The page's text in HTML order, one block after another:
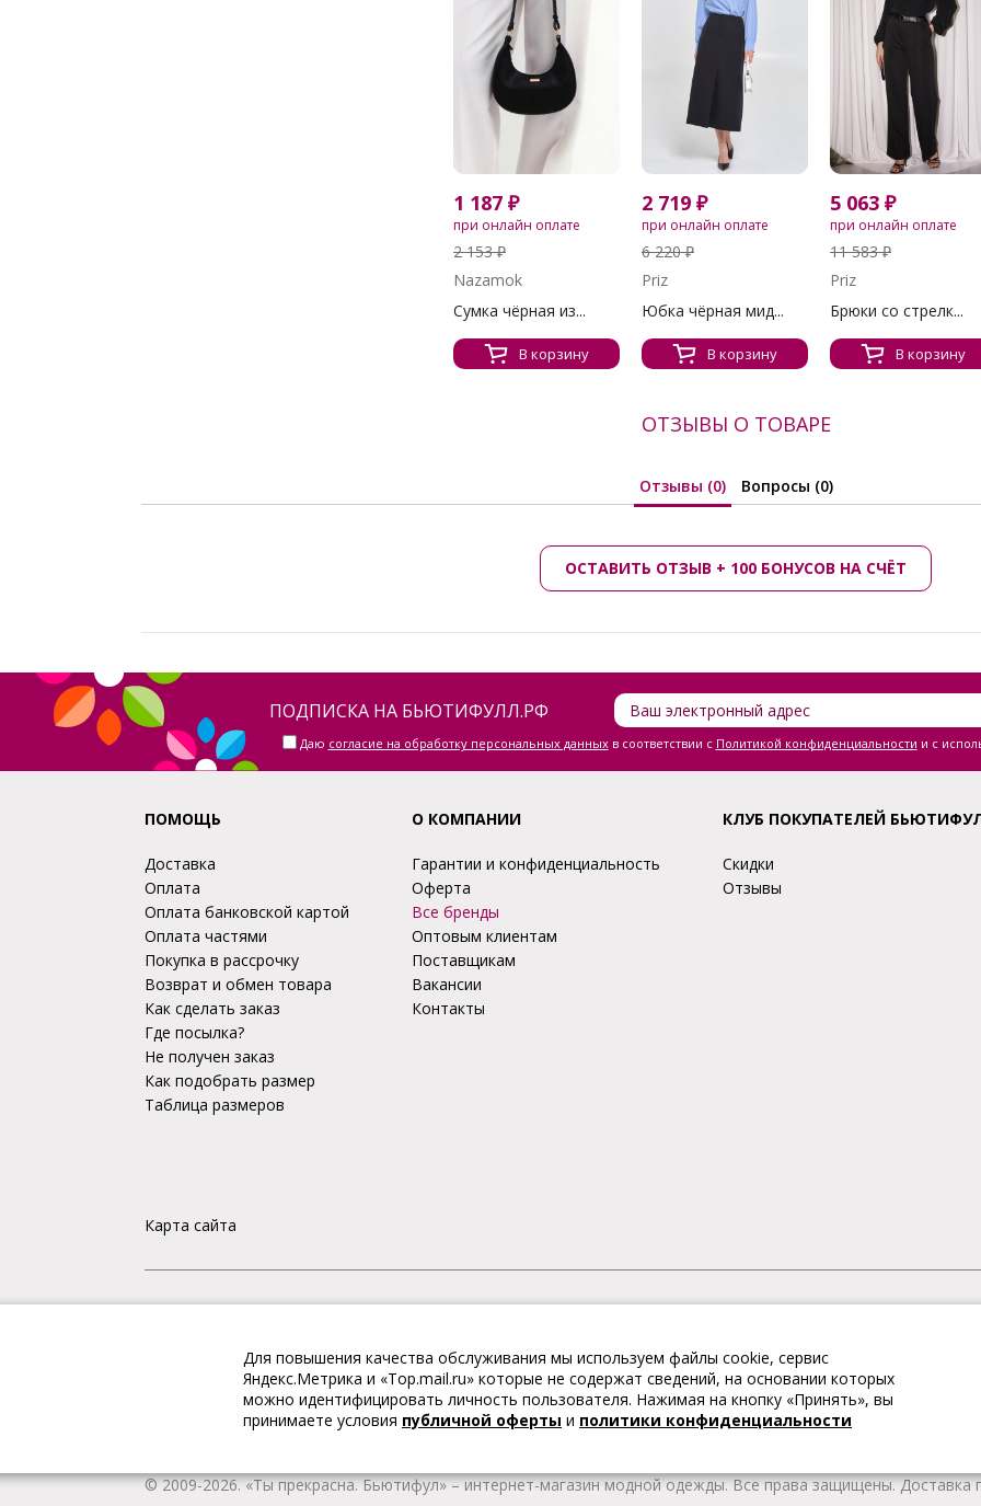
1 187 ₽
при онлайн оплате
2 153 ₽
Nazamok
Сумка чёрная из...
В корзину
2 719 ₽
при онлайн оплате
6 220 ₽
Priz
Юбка чёрная мид...
В корзину
5 063 ₽
при онлайн оплате
11 583 ₽
Priz
Брюки со стрелк...
В корзину
ОТЗЫВЫ О ТОВАРЕ
Отзывы (0) Вопросы (0)
ОСТАВИТЬ ОТЗЫВ + 100 БОНУСОВ НА СЧЁТ
ПОДПИСКА НА БЬЮТИФУЛЛ.РФ
Даю согласие на обработку персональных данныхв соответствии с Политикой конфиденциальности и с
ПОМОЩЬ
Доставка
Оплата
Оплата банковской картой
Оплата частями
Покупка в рассрочку
Возврат и обмен товара
Как сделать заказ
Где посылка?
Не получен заказ
Как подобрать размер
Таблица размеров
Карта сайта
О КОМПАНИИ
Гарантии и конфиденциальность
Оферта
Все бренды
Оптовым клиентам
Поставщикам
Вакансии
Контакты
КЛУБ ПОКУПАТЕЛЕЙ
Скидки
Отзывы
Интернет магазин «Ты прекрасна. Бьютифул» – это коллекции модной женской, мужской, детской одежды и
одежду и обувь, Вы гарантированно получаете качественные товары из Европы по привлекательным
качественную и стильную одежду европейских брендов. В каталоге представлена модная одежда различных
наличии всегда имеется широкий ассортимент удобной женской и мужской обуви на любой сезон. Весь
© 2009-2026. «Ты прекрасна. Бьютифул» – интернет-магазин модной одежды. Все права защищены. Доставка
Для повышения качества обслуживания мы используем файлы cookie, сервис
Яндекс.Метрика и «Top.mail.ru» которые не содержат сведений, на основании которых
можно идентифицировать личность пользователя. Нажимая на кнопку «Принять», вы
принимаете условия публичной оферты и политики конфиденциальности